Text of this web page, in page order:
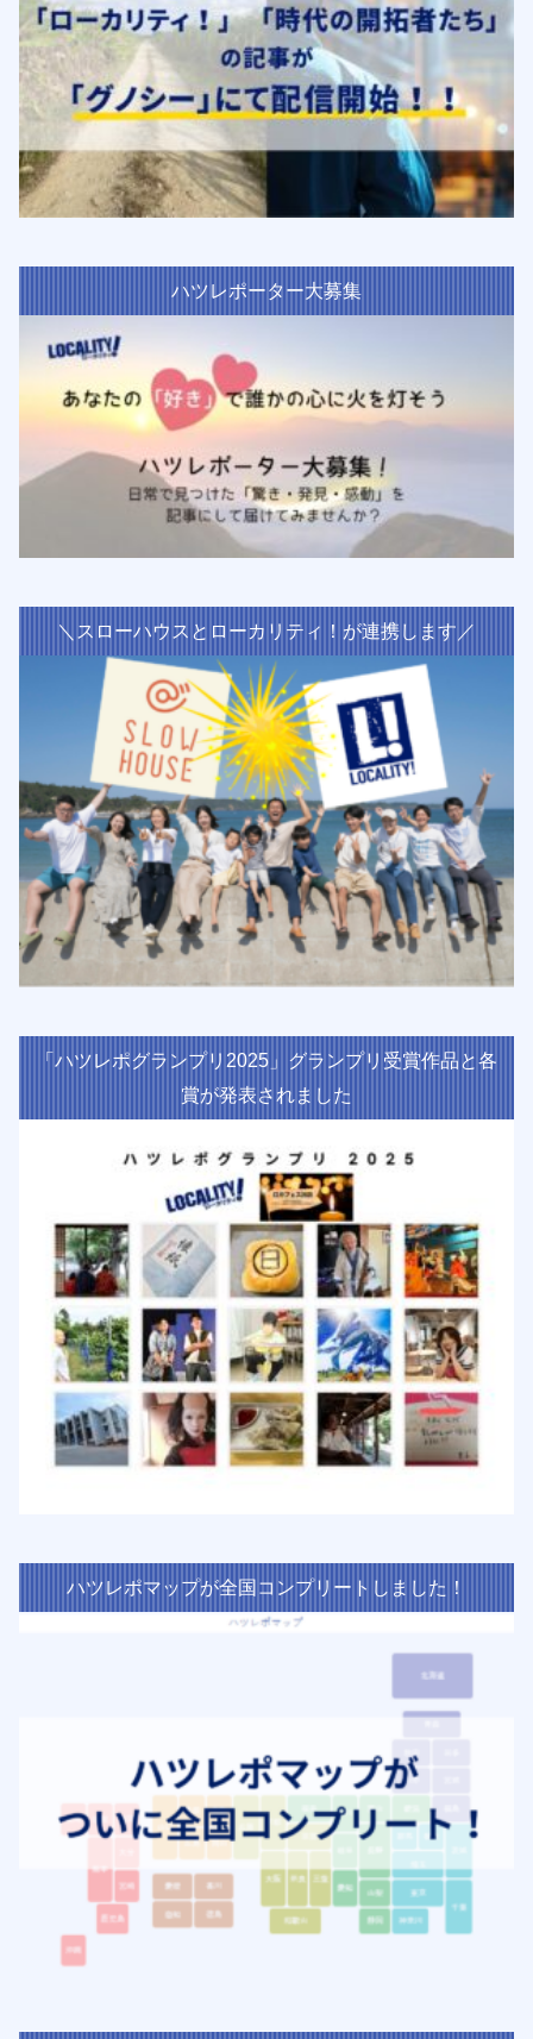
ハツレポーター大募集
＼スローハウスとローカリティ！が連携します／
「ハツレポグランプリ2025」グランプリ受賞作品と各
賞が発表されました
ハツレポマップが全国コンプリートしました！